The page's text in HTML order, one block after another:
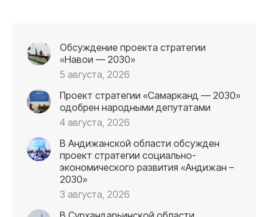
Обсуждение проекта стратегии
«Навои — 2030»
5 августа, 2026
Проект стратегии «Самарканд — 2030»
одобрен народными депутатами
4 августа, 2026
В Андижанской области обсужден
проект стратегии социально-
экономического развития «Андижан –
2030»
3 августа, 2026